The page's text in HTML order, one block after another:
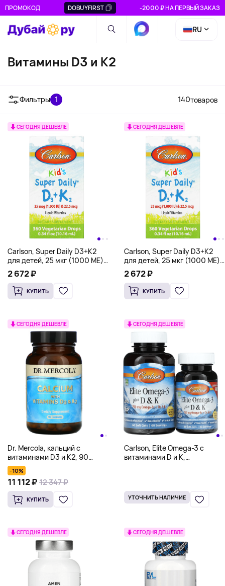
ПРОМОКОД DOBUYFIRST -2000 ₽ НА ПЕРВЫЙ ЗАКАЗ
RU
Витамины D3 и K2
Фильтры 1 140товаров
СЕГОДНЯ ДЕШЕВЛЕ
Carlson, Super Daily D3+K2
для детей, 25 мкг (1000 МЕ)
и 22,5 мкг, 10,16 мл (0,34
жидк. унции)
2 672 ₽
КУПИТЬ
СЕГОДНЯ ДЕШЕВЛЕ
Carlson, Super Daily D3+K2
для детей, 25 мкг (1000 МЕ)
и 22,5 мкг, 10,16 мл (0,34
жидк. унции)
2 672 ₽
КУПИТЬ
СЕГОДНЯ ДЕШЕВЛЕ
Dr. Mercola, кальций с
витаминами D3 и К2, 90
капсул
-10%
11 112 ₽ 12 347 ₽
КУПИТЬ
СЕГОДНЯ ДЕШЕВЛЕ
Carlson, Elite Omega-3 с
витаминами D и K,
УТОЧНИТЬ НАЛИЧИЕ
СЕГОДНЯ ДЕШЕВЛЕ СЕГОДНЯ ДЕШЕВЛЕ